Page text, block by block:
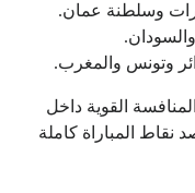
القوية داخل
المباراة كاملة